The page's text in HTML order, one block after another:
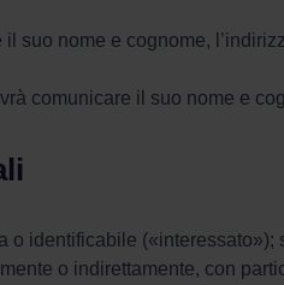
suo nome e cognome,
comunicare il suo nome e
o identificabile («interessato»);
o indirettamente, con